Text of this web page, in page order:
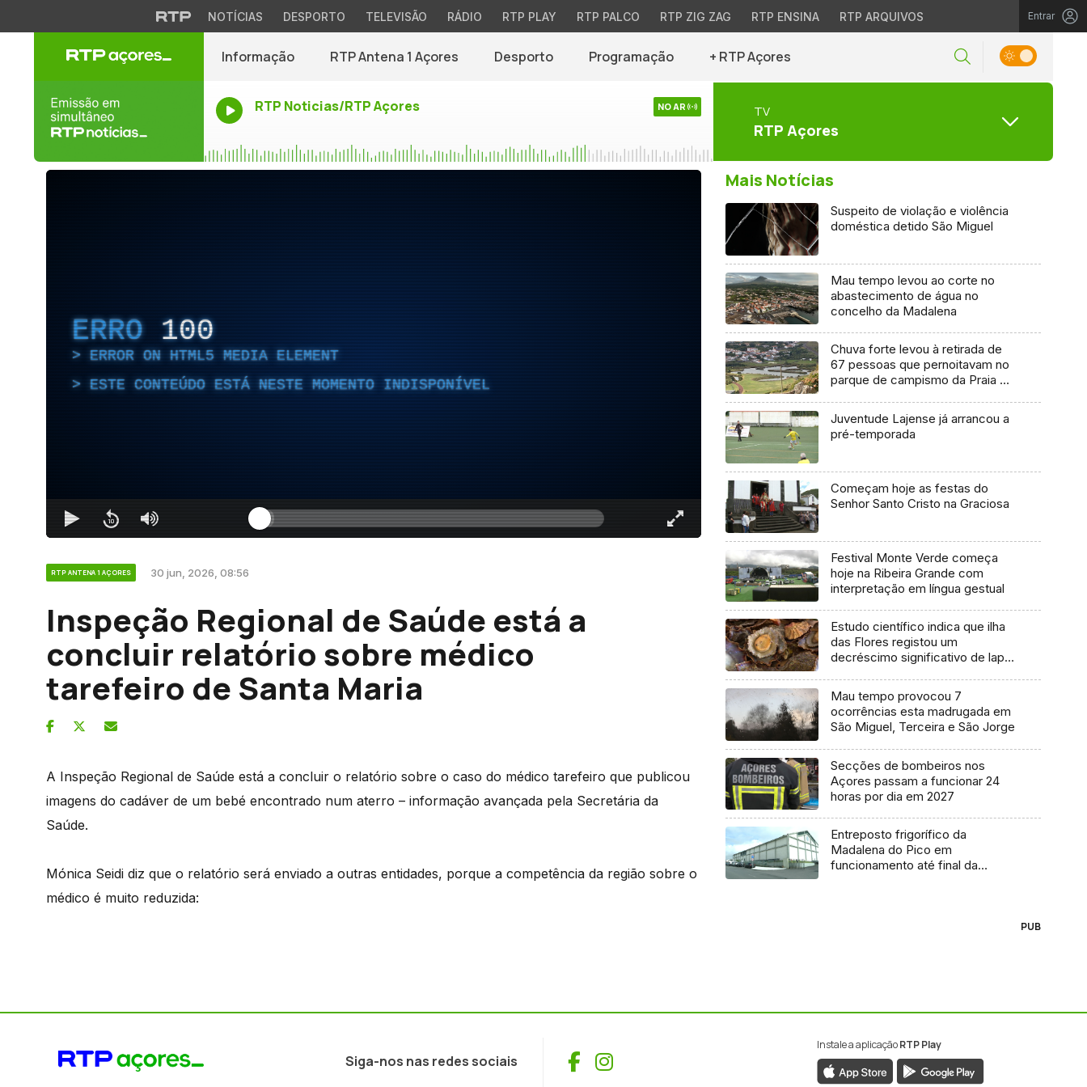
NOTÍCIAS DESPORTO TELEVISÃO RÁDIO RTP PLAY RTP PALCO RTP ZIG ZAG RTP ENSINA RTP ARQUIVOS Entrar
Informação RTP Antena 1 Açores Desporto Programação + RTP Açores
RTP Noticias/RTP Açores NO AR TV
RTP Açores
ERRO 100
ERROR ON HTML5 MEDIA ELEMENT
ESTE CONTEÚDO ESTÁ NESTE MOMENTO INDISPONÍVEL
RTP ANTENA 1 AÇORES 30 jun, 2026, 08:56
Inspeção Regional de Saúde está a
concluir relatório sobre médico
tarefeiro de Santa Maria
A Inspeção Regional de Saúde está a concluir o relatório sobre o caso do médico tarefeiro que publicou
imagens do cadáver de um bebé encontrado num aterro – informação avançada pela Secretária da
Saúde.
Mónica Seidi diz que o relatório será enviado a outras entidades, porque a competência da região sobre o
médico é muito reduzida:
Mais Notícias
Suspeito de violação e violência
doméstica detido São Miguel
Mau tempo levou ao corte no
abastecimento de água no
concelho da Madalena
Chuva forte levou à retirada de
67 pessoas que pernoitavam no
parque de campismo da Praia da
Juventude Lajense já arrancou a
pré-temporada
Começam hoje as festas do
Senhor Santo Cristo na Graciosa
Festival Monte Verde começa
hoje na Ribeira Grande com
interpretação em língua gestual
Estudo científico indica que ilha
das Flores registou um
decréscimo significativo de lapa-
Mau tempo provocou 7
ocorrências esta madrugada em
São Miguel, Terceira e São Jorge
Secções de bombeiros nos
Açores passam a funcionar 24
horas por dia em 2027
Entreposto frigorífico da
Madalena do Pico em
funcionamento até final da
PUB
Siga-nos nas redes sociais Facebook
Instagram
Instale a aplicaçãoRTP Play